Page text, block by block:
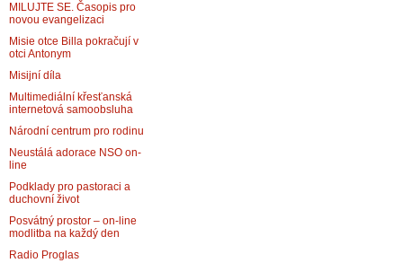
MILUJTE SE. Časopis pro
novou evangelizaci
Misie otce Billa pokračují v
otci Antonym
Misijní díla
Multimediální křesťanská
internetová samoobsluha
Národní centrum pro rodinu
Neustálá adorace NSO on-
line
Podklady pro pastoraci a
duchovní život
Posvátný prostor – on-line
modlitba na každý den
Radio Proglas